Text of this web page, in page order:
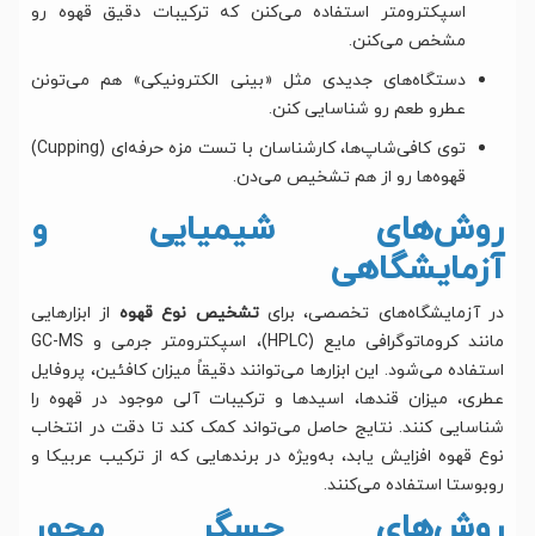
اسپکترومتر استفاده می‌کنن که ترکیبات دقیق قهوه رو
مشخص می‌کنن.
دستگاه‌های جدیدی مثل «بینی الکترونیکی» هم می‌تونن
عطرو طعم رو شناسایی کنن.
توی کافی‌شاپ‌ها، کارشناسان با تست مزه حرفه‌ای (Cupping)
قهوه‌ها رو از هم تشخیص می‌دن.
روش‌های شیمیایی و
آزمایشگاهی
در آزمایشگاه‌های تخصصی، برایتشخیص نوع قهوه از ابزارهایی
مانند کروماتوگرافی مایع (HPLC)، اسپکترومتر جرمی و GC-MS
استفاده می‌شود. این ابزارها می‌توانند دقیقاً میزان کافئین، پروفایل
عطری، میزان قندها، اسیدها و ترکیبات آلی موجود در قهوه را
شناسایی کنند. نتایج حاصل می‌تواند کمک کند تا دقت در انتخاب
نوع قهوه افزایش یابد، به‌ویژه در برندهایی که از ترکیب عربیکا و
روبوستا استفاده می‌کنند.